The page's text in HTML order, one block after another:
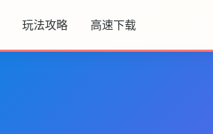
玩法攻略 高速下载